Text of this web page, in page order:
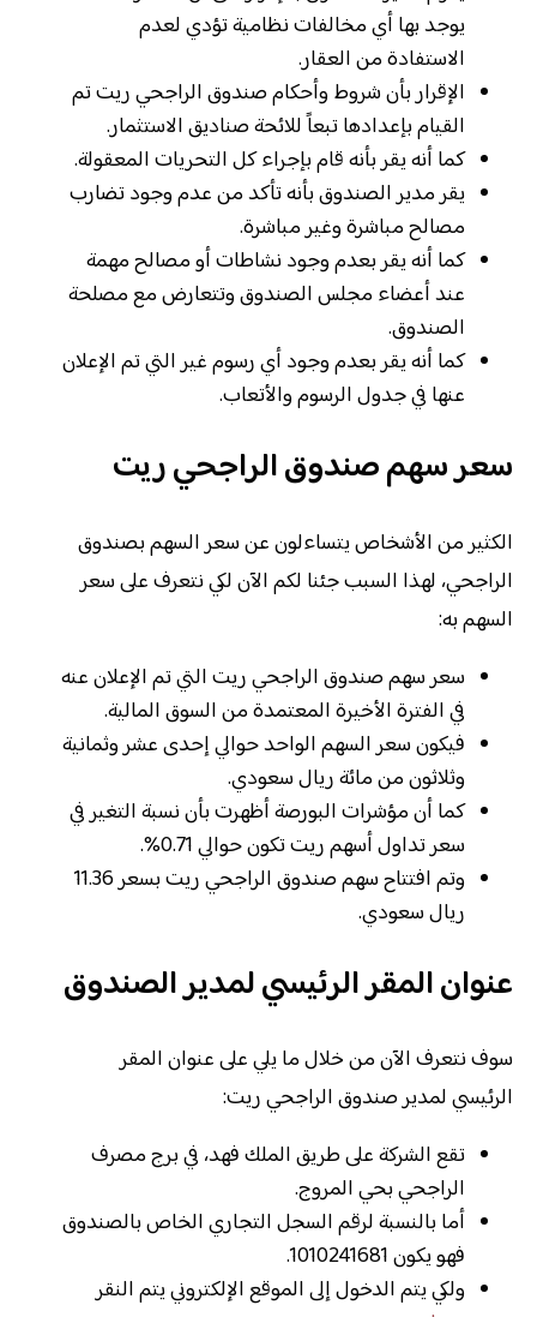
يوجد بها أي مخالفات نظامية تؤدي لعدم
الاستفادة من العقار.
الإقرار بأن شروط وأحكام صندوق الراجحي ريت تم
القيام بإعدادها تبعاً للائحة صناديق الاستثمار.
كما أنه يقر بأنه قام بإجراء كل التحريات المعقولة.
يقر مدير الصندوق بأنه تأكد من عدم وجود تضارب
مصالح مباشرة وغير مباشرة.
كما أنه يقر بعدم وجود نشاطات أو مصالح مهمة
عند أعضاء مجلس الصندوق وتتعارض مع مصلحة
الصندوق.
كما أنه يقر بعدم وجود أي رسوم غير التي تم الإعلان
عنها في جدول الرسوم والأتعاب.
سعر سهم صندوق الراجحي ريت
الكثير من الأشخاص يتساءلون عن سعر السهم بصندوق
الراجحي، لهذا السبب جئنا لكم الآن لكي نتعرف على سعر
السهم به:
سعر سهم صندوق الراجحي ريت التي تم الإعلان عنه
في الفترة الأخيرة المعتمدة من السوق المالية.
فيكون سعر السهم الواحد حوالي إحدى عشر وثمانية
وثلاثون من مائة ريال سعودي.
كما أن مؤشرات البورصة أظهرت بأن نسبة التغير في
سعر تداول أسهم ريت تكون حوالي 0.71%.
وتم افتتاح سهم صندوق الراجحي ريت بسعر 11.36
ريال سعودي.
عنوان المقر الرئيسي لمدير الصندوق
سوف نتعرف الآن من خلال ما يلي على عنوان المقر
الرئيسي لمدير صندوق الراجحي ريت:
تقع الشركة على طريق الملك فهد، في برج مصرف
الراجحي بحي المروج.
أما بالنسبة لرقم السجل التجاري الخاص بالصندوق
فهو يكون 1010241681.
ولكي يتم الدخول إلى الموقع الإلكتروني يتم النقر